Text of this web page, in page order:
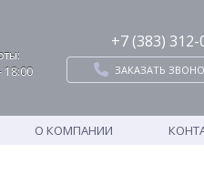
18:00
+7 (383)
ЗАКАЗАТЬ
О КОМПАНИИ